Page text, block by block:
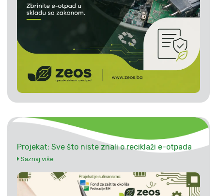
Projekat: Sve što niste znali o reciklaži e-otpada
Saznaj više